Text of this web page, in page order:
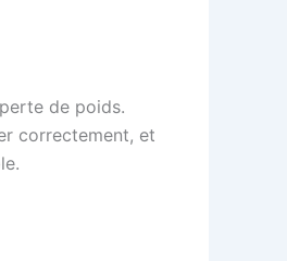
de poids.
correctement, et